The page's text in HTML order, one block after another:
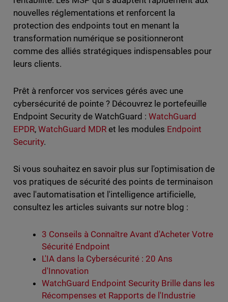
nouvelles réglementations et renforcent la
protection des endpoints tout en menant la
transformation numérique se positionneront
comme des alliés stratégiques indispensables pour
leurs clients.
Prêt à renforcer vos services gérés avec une
cybersécurité de pointe ? Découvrez le portefeuille
Endpoint Security de WatchGuard :WatchGuard
EPDR, WatchGuard MDRet les modules Endpoint
Security.
Si vous souhaitez en savoir plus sur l'optimisation de
vos pratiques de sécurité des points de terminaison
avec l'automatisation et l'intelligence artificielle,
consultez les articles suivants sur notre blog :
3 Conseils à Connaître Avant d'Acheter Votre
Sécurité Endpoint
L'IA dans la Cybersécurité : 20 Ans
d'Innovation
WatchGuard Endpoint Security Brille dans les
Récompenses et Rapports de l'Industrie